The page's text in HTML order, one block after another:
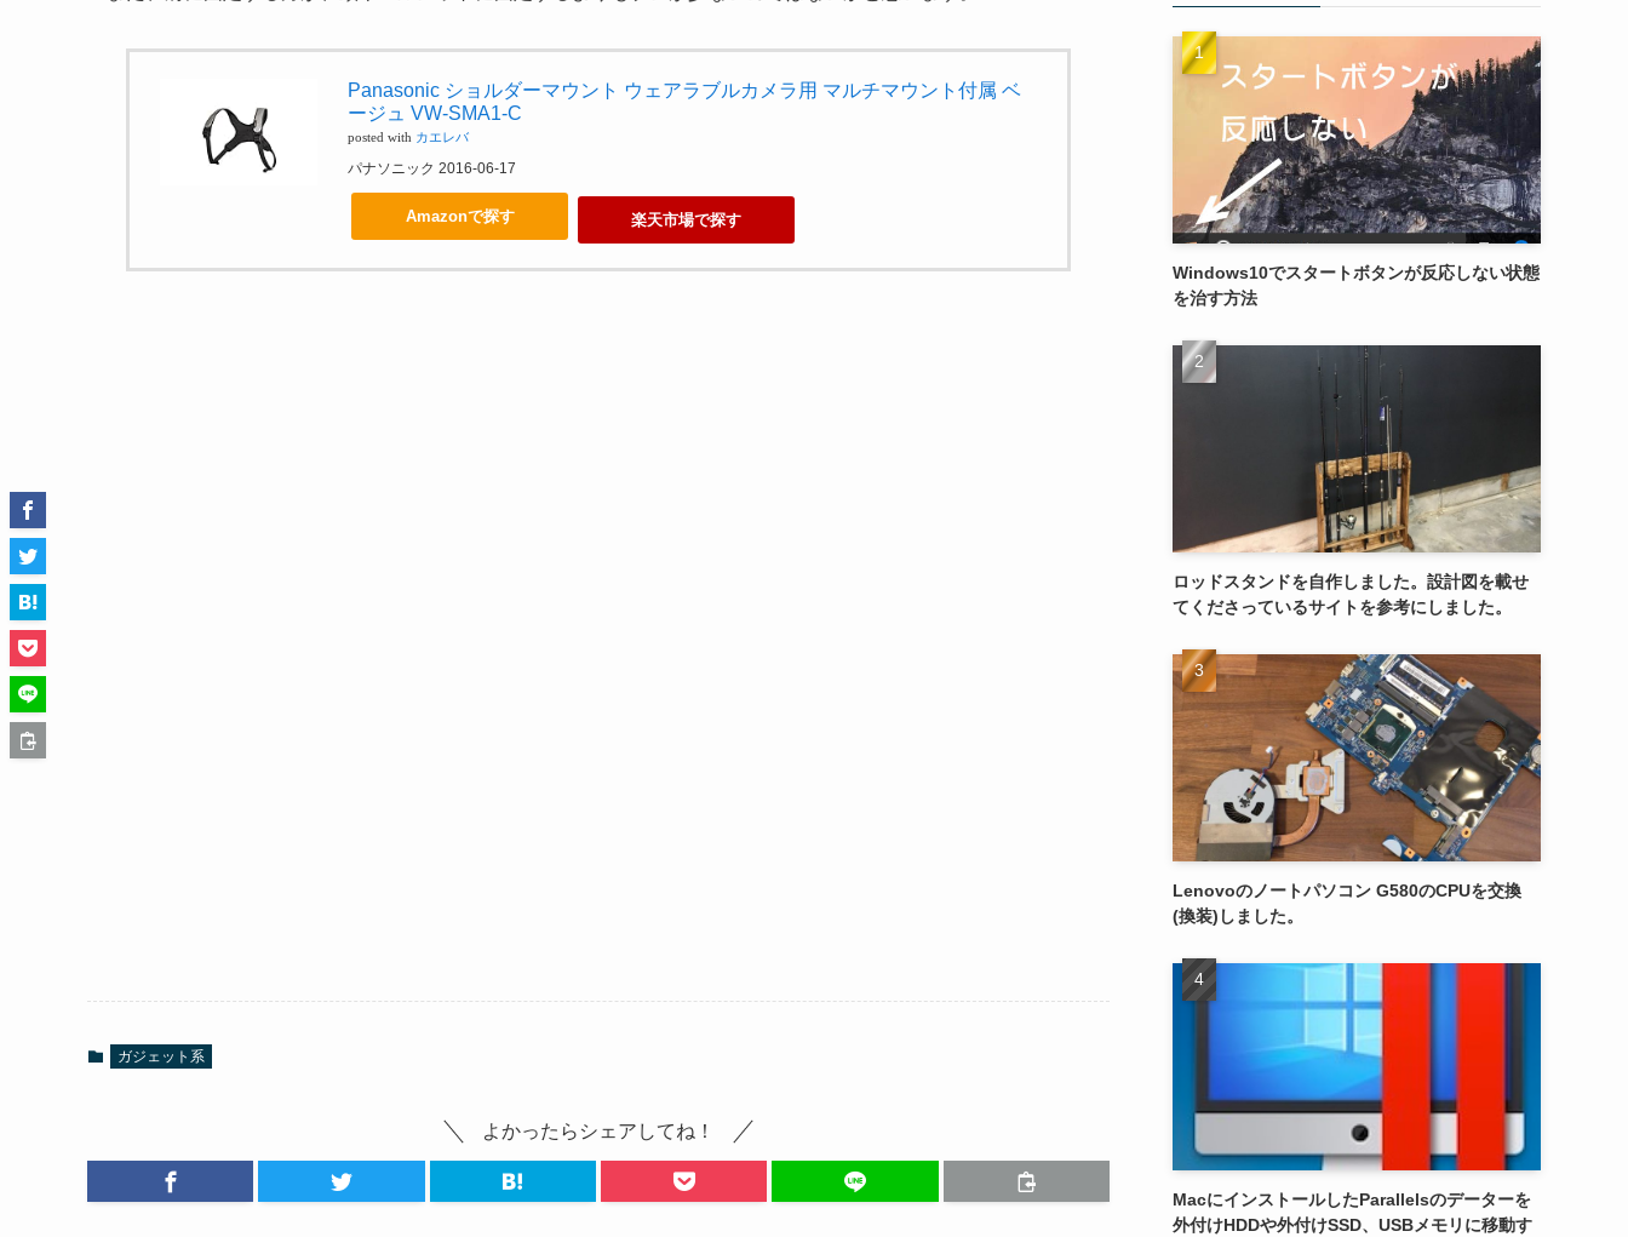
Panasonic ショルダーマウント ウェアラブルカメラ用 マルチマウント付属 ベ
ージュ VW-SMA1-C
posted with カエレバ
パナソニック 2016-06-17
Amazonで探す 楽天市場で探す
ガジェット系
よかったらシェアしてね！
Windows10でスタートボタンが反応しない状態
を治す方法
ロッドスタンドを自作しました。設計図を載せ
てくださっているサイトを参考にしました。
Lenovoのノートパソコン G580のCPUを交換
(換装)しました。
MacにインストールしたParallelsのデーターを
外付けHDDや外付けSSD、USBメモリに移動す